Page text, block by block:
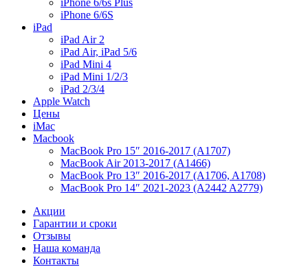
iPhone 6/6S
iPad
iPad Air 2
iPad Air, iPad 5/6
iPad Mini 4
iPad Mini 1/2/3
iPad 2/3/4
Apple Watch
Цены
iMac
Macbook
MacBook Pro 15″ 2016-2017 (A1707)
MacBook Air 2013-2017 (A1466)
MacBook Pro 13″ 2016-2017 (A1706, A1708)
MacBook Pro 14″ 2021-2023 (A2442 A2779)
Акции
Гарантии и сроки
Отзывы
Наша команда
Контакты